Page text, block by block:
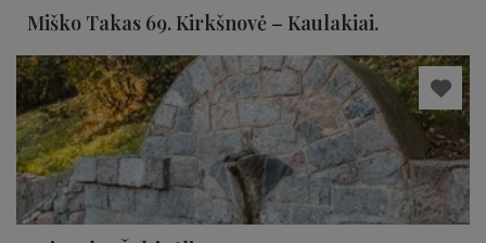
Miško Takas 69. Kirkšnovė – Kaulakiai.